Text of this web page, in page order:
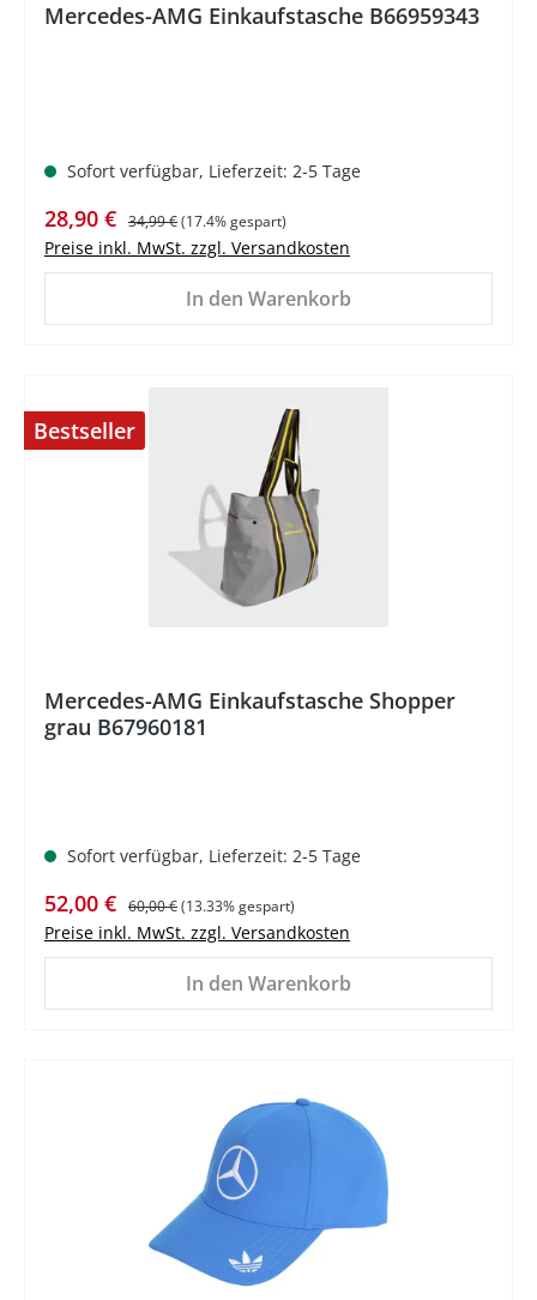
Mercedes-AMG Einkaufstasche B66959343
Sofort verfügbar, Lieferzeit: 2-5 Tage
Verkaufspreis:
28,90 € Regulärer Preis:
34,99 €(17.4% gespart)
Preise inkl. MwSt. zzgl. Versandkosten
In den Warenkorb
Bestseller
Mercedes-AMG Einkaufstasche Shopper
grau B67960181
Sofort verfügbar, Lieferzeit: 2-5 Tage
Verkaufspreis:
52,00 € Regulärer Preis:
60,00 €(13.33% gespart)
Preise inkl. MwSt. zzgl. Versandkosten
In den Warenkorb